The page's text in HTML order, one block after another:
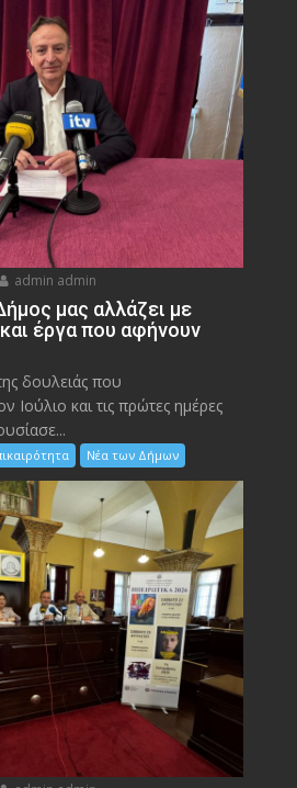
admin admin
μας αλλάζει με
έργα που αφήνουν
δουλειάς που
Ιούλιο και τις πρώτες ημέρες
Νέα των Δήμων